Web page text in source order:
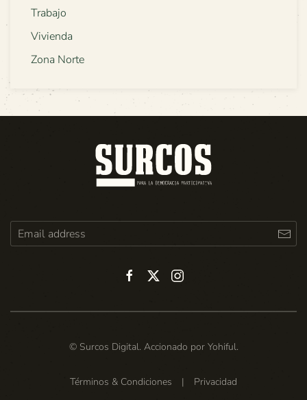
Trabajo
Vivienda
Zona Norte
© Surcos Digital. Accionado por Yohiful.
Términos & Condiciones | Privacidad